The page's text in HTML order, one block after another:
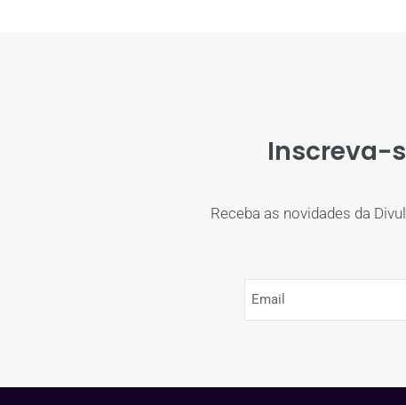
Inscreva-
Receba as novidades da